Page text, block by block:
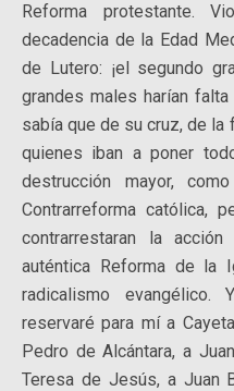
Reforma protestante.
decadencia de la Edad
de Lutero: ¡el segundo
grandes males harían
sabía que de su cruz, de
quienes iban a poner
destrucción mayor,
Contrarreforma católica,
contrarrestaran la
auténtica Reforma de la
radicalismo
reservaré para mí a
Pedro de Alcántara, a
Teresa de Jesús, a Juan